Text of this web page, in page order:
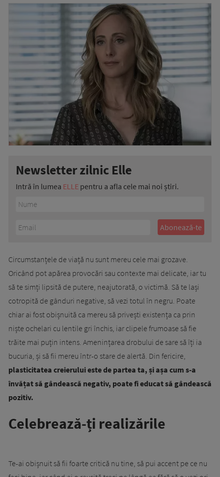
Newsletter zilnic Elle
Intră în lumea ELLE pentru a afla cele mai noi știri.
Circumstanțele de viață nu sunt mereu cele mai grozave.
Oricând pot apărea provocări sau contexte mai delicate, iar tu
să te simți lipsită de putere, neajutorată, o victimă. Să te lași
cotropită de gânduri negative, să vezi totul în negru. Poate
chiar ai fost obișnuită ca mereu să privești existența ca prin
niște ochelari cu lentile gri închis, iar clipele frumoase să fie
trăite mai puțin intens. Amenințarea drobului de sare să îți ia
bucuria, și să fii mereu într-o stare de alertă. Din fericire,
plasticitatea creierului este de partea ta, și așa cum s-a
învățat să gândească negativ, poate fi educat să gândească
pozitiv.
Celebrează-ți realizările
Te-ai obișnuit să fii foarte critică nu tine, să pui accent pe ce nu